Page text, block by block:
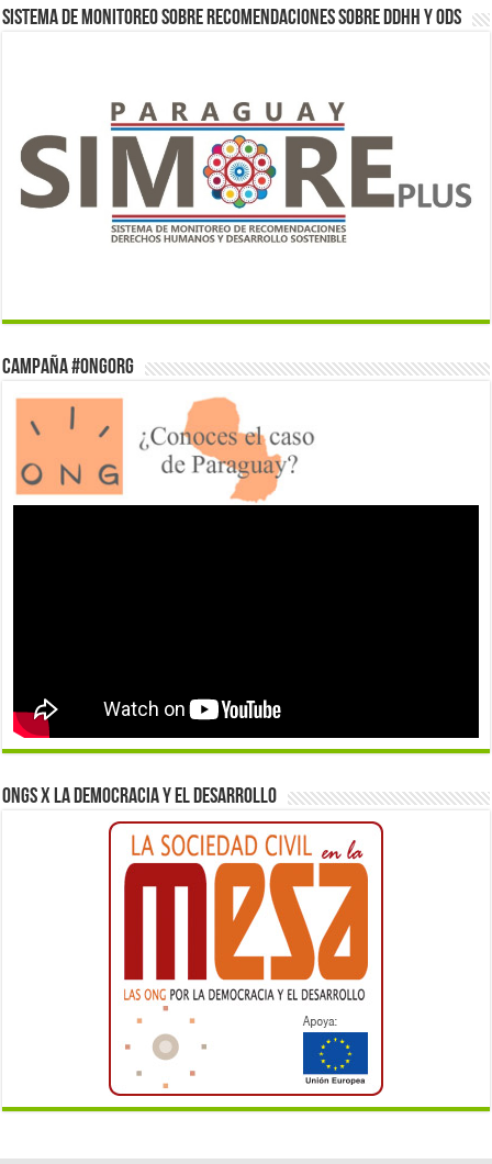
Sistema de monitoreo sobre recomendaciones sobre DDHH y ODS
Campaña #ONGorg
ONGs x la democracia y el desarrollo